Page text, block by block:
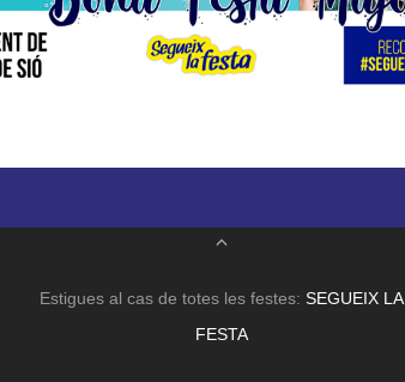
Estigues al cas de totes les festes: SEGUEIX LA
FESTA